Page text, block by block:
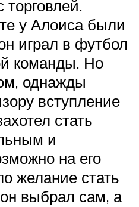
у Алоиса были
играл в футбол
команды. Но
однажды
вступление
стать
и
на его
желание стать
выбрал сам, а